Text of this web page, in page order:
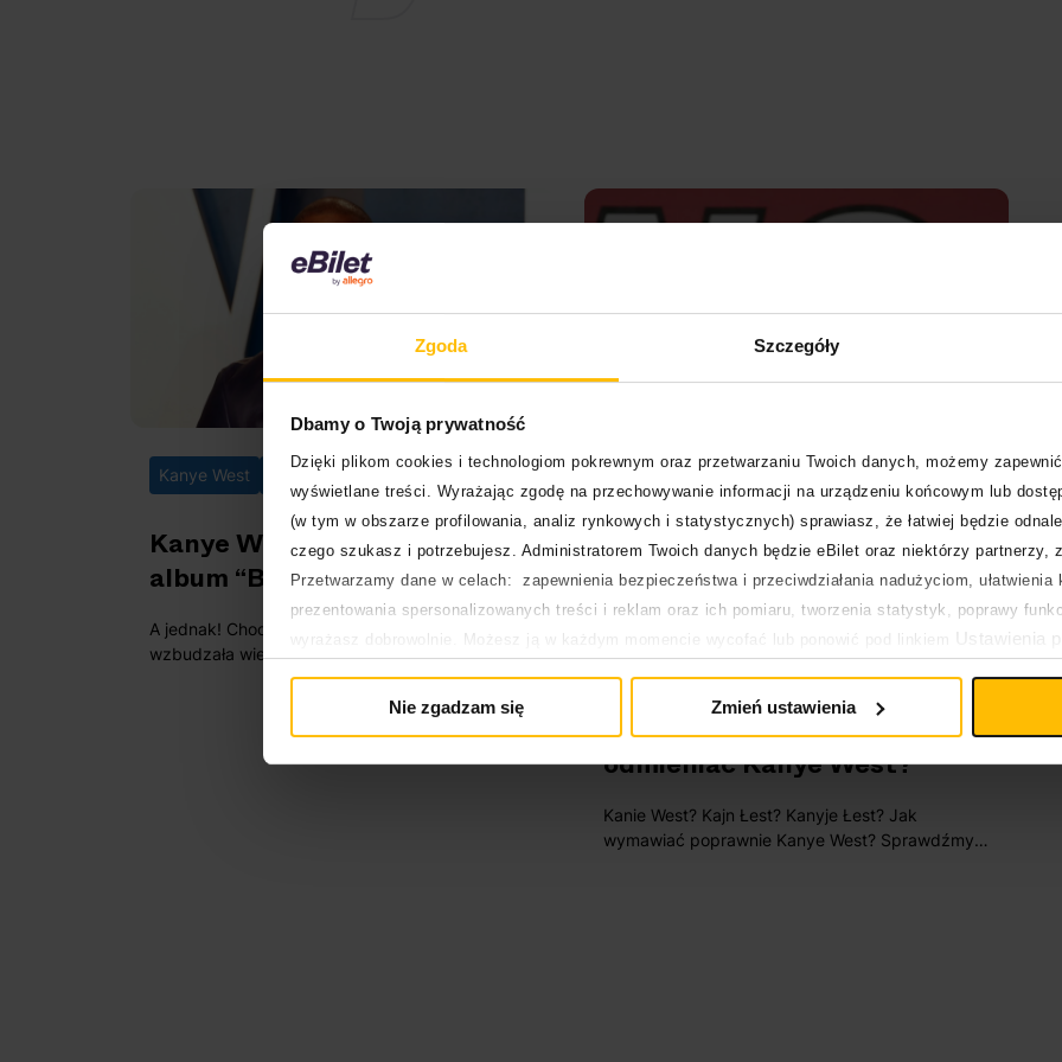
Zgoda Szczegóły
Dbamy o Twoją prywatność
Dzięki plikom cookies i technologiom pokrewnym oraz przetwarzaniu Twoich danych, możemy
wyświetlane treści. Wyrażając zgodę na przechowywanie informacji na urządzeniu końcowym lub
(w tym w obszarze profilowania, analiz rynkowych i statystycznych) sprawiasz, że łatwiej będzie
czego szukasz i potrzebujesz. Administratorem Twoich danych będzie eBilet oraz niektórzy partnerzy,
Przetwarzamy dane w celach: zapewnienia bezpieczeństwa i przeciwdziałania nadużyciom,
prezentowania spersonalizowanych treści i reklam oraz ich pomiaru, tworzenia statystyk, poprawy
wyrażasz dobrowolnie. Możesz ją w każdym momencie wycofać lub ponowić pod linkiem
Ustawienia
Polityka prywatności
Nie zgadzam się Zmień ustawienia
Kanye West 30.03.2026
Kanye West opublikował
album “BULLY”!
A jednak! Chociaż premiera nowej płyty Ye
wzbudzała wiele wątpliwości, ostatecznie
"BULLY" ujrzał światło dzienne. Co skrywa
Jak wymawiać Kanye West 17.06.2024
Jak wymawiać, pisać,
odmieniać Kanye West?
Kanie West? Kajn Łest? Kanyje Łest? Jak
wymawiać poprawnie Kanye West? Sprawdźmy